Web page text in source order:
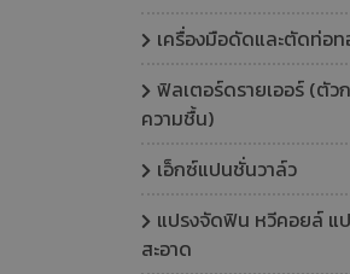
เครื่องมือดัดและตัดท่อ
ฟิลเตอร์ดรายเออร์ (ตัว
ความชื้น)
เอ็กซ์แปนชั่นวาล์ว
แปรงจัดฟิน หวีคอยล์ แ
สะอาด